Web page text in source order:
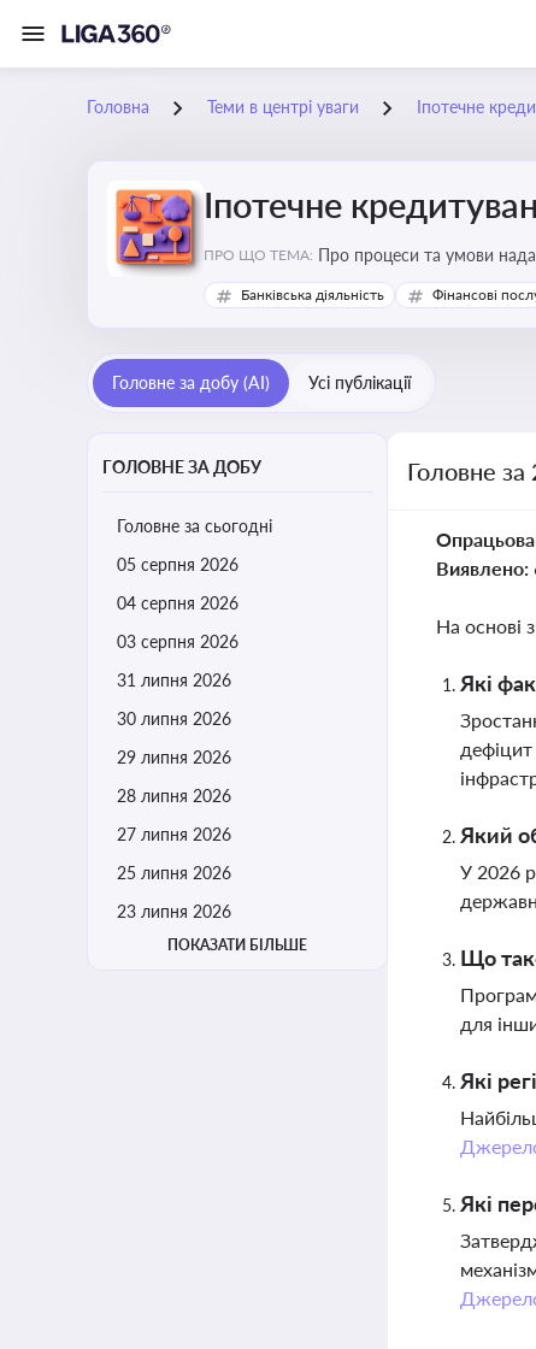
Головна Теми в центрі уваги Іпотечне
Іпотечне
ПРО ЩО ТЕМА: Про процеси та умови
Банківська діяльність Фінансові
Головне за добу (AI) Усі публікації
ГОЛОВНЕ ЗА ДОБУ
Головне за сьогодні
05 серпня 2026
04 серпня 2026
03 серпня 2026
31 липня 2026
30 липня 2026
29 липня 2026
28 липня 2026
27 липня 2026
25 липня 2026
23 липня 2026
ПОКАЗАТИ БІЛЬШЕ
Головне
Виявлено:
На основі
Які
Який
У 2026
Що
для
Які
Які